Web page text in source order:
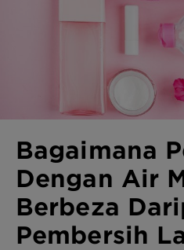
Bagaimana
Dengan Air
Berbeza
Pembersih